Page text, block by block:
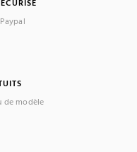
de modèle